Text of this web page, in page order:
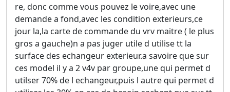
re, donc comme vous pouvez le voire,avec une
demande a fond,avec les condition exterieurs,ce
jour la,la carte de commande du vrv maitre ( le plus
gros a gauche)n a pas juger utile d utilise tt la
surface des echangeur exterieur.a savoire que sur
ces model il y a 2 v4v par groupe,une qui permet d
utilser 70% de l echangeur,puis l autre qui permet d